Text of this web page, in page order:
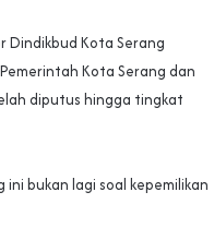
Dindikbud Kota Serang
Kota Serang dan
diputus hingga tingkat
ini bukan lagi soal kepemilikan